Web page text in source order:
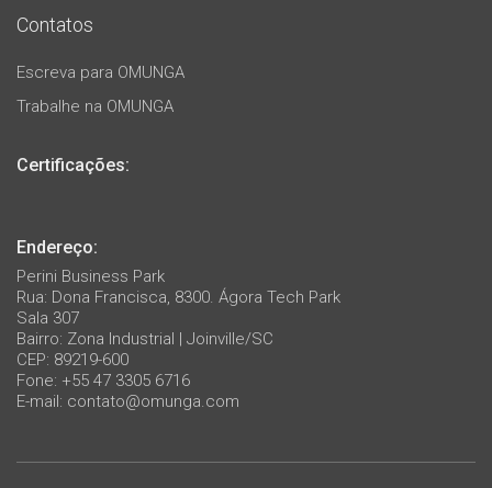
Contatos
Escreva para OMUNGA
Trabalhe na OMUNGA
Certificações:
Endereço:
Perini Business Park
Rua: Dona Francisca, 8300. Ágora Tech Park
Sala 307
Bairro: Zona Industrial | Joinville/SC
CEP: 89219-600
Fone: +55 47 3305 6716
E-mail: contato@omunga.com